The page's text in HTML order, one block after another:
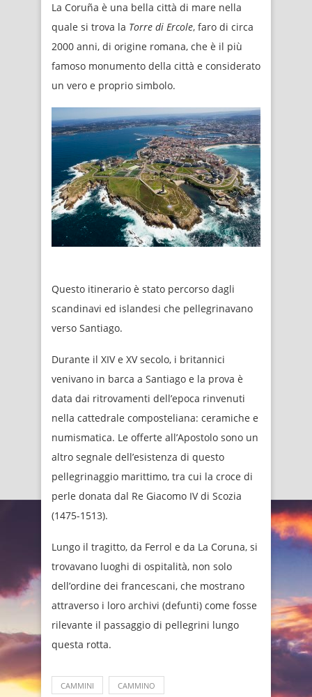
La Coruña è una bella città di mare nella
quale si trova la Torre di Ercole, faro di circa
2000 anni, di origine romana, che è il più
famoso monumento della città e considerato
un vero e proprio simbolo.
Questo itinerario è stato percorso dagli
scandinavi ed islandesi che pellegrinavano
verso Santiago.
Durante il XIV e XV secolo, i britannici
venivano in barca a Santiago e la prova è
data dai ritrovamenti dell’epoca rinvenuti
nella cattedrale composteliana: ceramiche e
numismatica. Le offerte all’Apostolo sono un
altro segnale dell’esistenza di questo
pellegrinaggio marittimo, tra cui la croce di
perle donata dal Re Giacomo IV di Scozia
(1475-1513).
Lungo il tragitto, da Ferrol e da La Coruna, si
trovavano luoghi di ospitalità, non solo
dell’ordine dei francescani, che mostrano
attraverso i loro archivi (defunti) come fosse
rilevante il passaggio di pellegrini lungo
questa rotta.
CAMMINI CAMMINO